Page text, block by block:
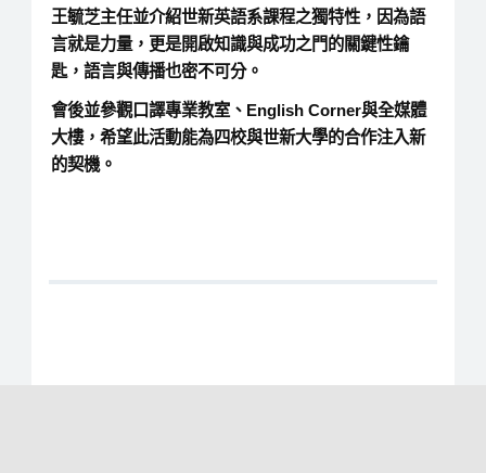
王毓芝主任並介紹世新英語系課程之獨特性，因為語
言就是力量，更是開啟知識與成功之門的關鍵性鑰
匙，語言與傳播也密不可分。
會後並參觀口譯專業教室、English Corner與全媒體
大樓，希望此活動能為四校與世新大學的合作注入新
的契機。